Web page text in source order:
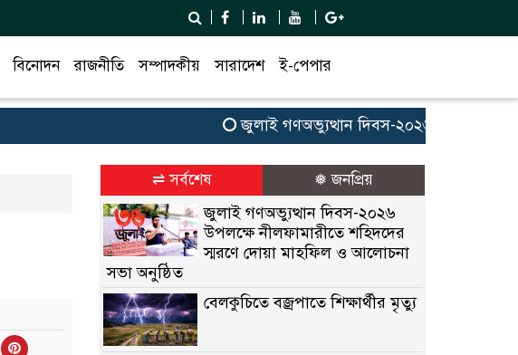
বিনোদন রাজনীতি সম্পাদকীয় সারাদেশ ই-পেপার
জুলাই গণঅভ্যুত্থান দিবস-২০২৬ উপলক্ষে
⇌ সর্বশেষ ❅ জনপ্রিয়
জুলাই গণঅভ্যুত্থান দিবস-২০২৬
উপলক্ষে নীলফামারীতে শহিদদের
স্মরণে দোয়া মাহফিল ও আলোচনা
সভা অনুষ্ঠিত
বেলকুচিতে বজ্রপাতে শিক্ষার্থীর মৃত্যু